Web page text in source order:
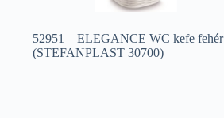
52951 – ELEGANCE WC kefe fehér
(STEFANPLAST 30700)